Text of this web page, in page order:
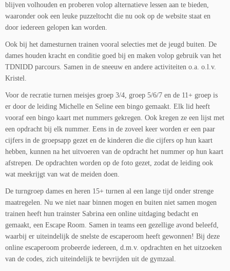
blijven volhouden en proberen volop alternatieve lessen aan te bieden,
waaronder ook een leuke puzzeltocht die nu ook op de website staat en
door iedereen gelopen kan worden.
Ook bij het damesturnen trainen vooral selecties met de jeugd buiten. De
dames houden kracht en conditie goed bij en maken volop gebruik van het
TDNIDD parcours. Samen in de sneeuw en andere activiteiten o.a. o.l.v.
Kristel.
Voor de recratie turnen meisjes groep 3/4, groep 5/6/7 en de 11+ groep is
er door de leiding Michelle en Seline een bingo gemaakt. Elk lid heeft
vooraf een bingo kaart met nummers gekregen. Ook kregen ze een lijst met
een opdracht bij elk nummer. Eens in de zoveel keer worden er een paar
cijfers in de groepsapp gezet en de kinderen die die cijfers op hun kaart
hebben, kunnen na het uitvoeren van de opdracht het nummer op hun kaart
afstrepen. De opdrachten worden op de foto gezet, zodat de leiding ook
wat meekrijgt van wat de meiden doen.
De turngroep dames en heren 15+ turnen al een lange tijd onder strenge
maatregelen. Nu we niet naar binnen mogen en buiten niet samen mogen
trainen heeft hun trainster Sabrina een online uitdaging bedacht en
gemaakt, een Escape Room. Samen in teams een gezellige avond beleefd,
waarbij er uiteindelijk de snelste de escaperoom heeft gewonnen! Bij deze
online escaperoom probeerde iedereen, d.m.v. opdrachten en het uitzoeken
van de codes, zich uiteindelijk te bevrijden uit de gymzaal.